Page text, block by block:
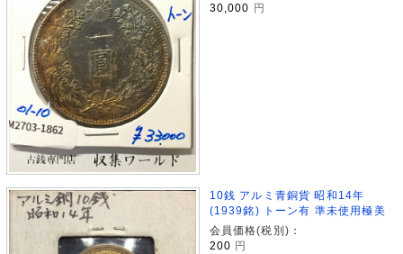
30,000 円
10銭 アルミ青銅貨 昭和14年
(1939銘) トーン有 準未使用極美
会員価格(税別)：
200 円